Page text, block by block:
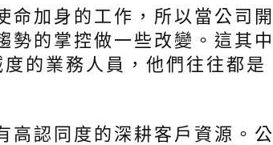
命加身的工作，所以當公司開
勢的掌控做一些改變。這其中
的業務人員，他們往往都是
高認同度的深耕客戶資源。公